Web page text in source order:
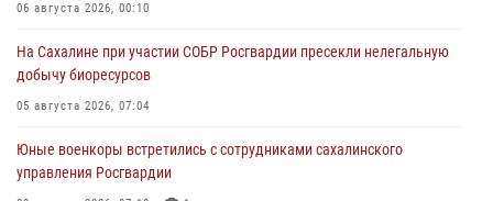
06 августа 2026, 00:10
На Сахалине при участии СОБР Росгвардии пресекли нелегальную
добычу биоресурсов
05 августа 2026, 07:04
Юные военкоры встретились с сотрудниками сахалинского
управления Росгвардии